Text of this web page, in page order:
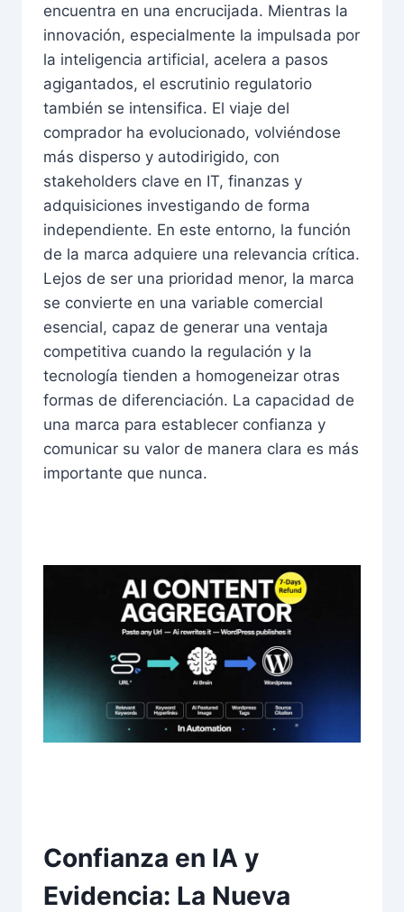
encuentra en una encrucijada. Mientras la
innovación, especialmente la impulsada por
la inteligencia artificial, acelera a pasos
agigantados, el escrutinio regulatorio
también se intensifica. El viaje del
comprador ha evolucionado, volviéndose
más disperso y autodirigido, con
stakeholders clave en IT, finanzas y
adquisiciones investigando de forma
independiente. En este entorno, la función
de la marca adquiere una relevancia crítica.
Lejos de ser una prioridad menor, la marca
se convierte en una variable comercial
esencial, capaz de generar una ventaja
competitiva cuando la regulación y la
tecnología tienden a homogeneizar otras
formas de diferenciación. La capacidad de
una marca para establecer confianza y
comunicar su valor de manera clara es más
importante que nunca.
Confianza en IA y
Evidencia: La Nueva